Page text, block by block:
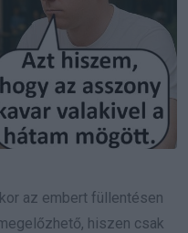
az embert füllentésen
hiszen csak